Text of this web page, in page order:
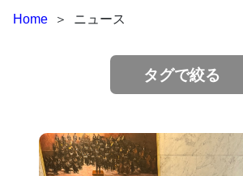
Home ＞ ニュース
タグで絞る